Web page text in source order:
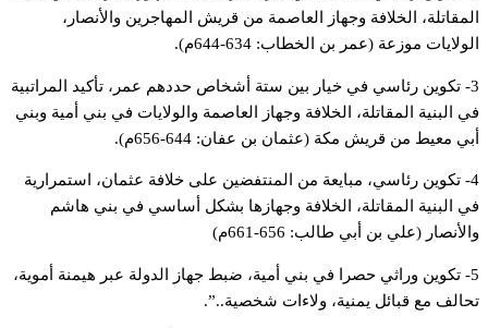
المقاتلة، الخلافة وجهاز العاصمة من قريش المهاجرين والأنصار،
الولايات موزعة (عمر بن الخطاب: 634-644م).
3- تكوين رئاسي في خيار بين ستة أشخاص حددهم عمر، تأكيد المراتبية
في البنية المقاتلة، الخلافة وجهاز العاصمة والولايات في بني أمية وبني
أبي معيط من قريش مكة (عثمان بن عفان: 644-656م).
4- تكوين رئاسي، مبايعة من المنتفضين على خلافة عثمان، استمرارية
في البنية المقاتلة، الخلافة وجهازها بشكل أساسي في بني هاشم
والأنصار (علي بن أبي طالب: 656-661م)
5- تكوين وراثي حصرا في بني أمية، ضبط جهاز الدولة عبر هيمنة أموية،
تحالف مع قبائل يمنية، ولاءات شخصية..”.